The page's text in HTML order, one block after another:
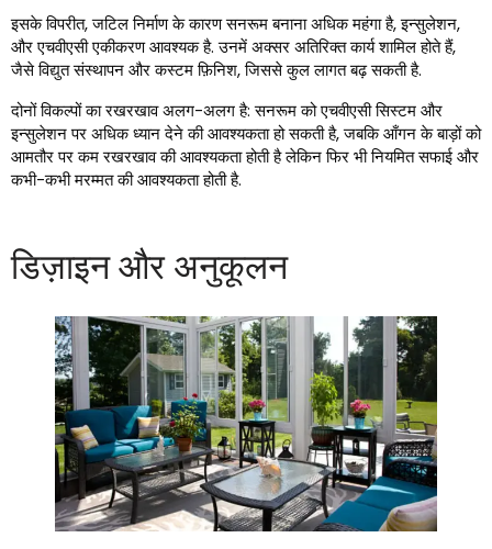
इसके विपरीत, जटिल निर्माण के कारण सनरूम बनाना अधिक महंगा है, इन्सुलेशन,
और एचवीएसी एकीकरण आवश्यक है. उनमें अक्सर अतिरिक्त कार्य शामिल होते हैं,
जैसे विद्युत संस्थापन और कस्टम फ़िनिश, जिससे कुल लागत बढ़ सकती है.
दोनों विकल्पों का रखरखाव अलग-अलग है: सनरूम को एचवीएसी सिस्टम और
इन्सुलेशन पर अधिक ध्यान देने की आवश्यकता हो सकती है, जबकि आँगन के बाड़ों को
आमतौर पर कम रखरखाव की आवश्यकता होती है लेकिन फिर भी नियमित सफाई और
कभी-कभी मरम्मत की आवश्यकता होती है.
डिज़ाइन और अनुकूलन